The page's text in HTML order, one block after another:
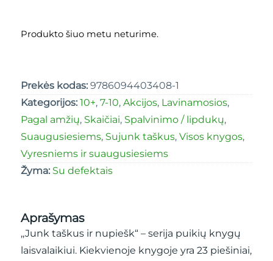
Produkto šiuo metu neturime.
Prekės kodas: 9786094403408-1
Kategorijos: 10+, 7-10, Akcijos, Lavinamosios,
Pagal amžių, Skaičiai, Spalvinimo / lipdukų,
Suaugusiesiems, Sujunk taškus, Visos knygos,
Vyresniems ir suaugusiesiems
Žyma: Su defektais
Aprašymas
,,Junk taškus ir nupiešk“ – serija puikių knygų
laisvalaikiui. Kiekvienoje knygoje yra 23 piešiniai,